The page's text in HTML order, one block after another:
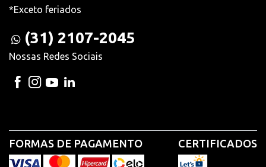
*Exceto feriados
(31) 2107-2045
Nossas Redes Sociais
FORMAS DE PAGAMENTO CERTIFICADOS